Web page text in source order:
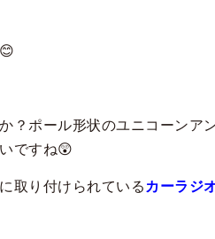
？ポール形状のユニコーンア
ですね😲
取り付けられている カーラジ